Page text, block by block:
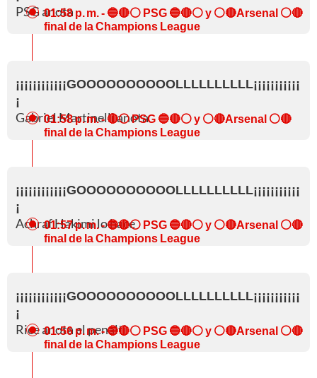
PSG anota01:58 p. m.- 🔵🔴⚪ PSG 🔵🔴⚪ y ⚪🔴Arsenal ⚪🔴
final de la Champions League
¡¡¡¡¡¡¡¡¡¡¡¡GOOOOOOOOOOLLLLLLLLLL¡¡¡¡¡¡¡¡¡¡¡
¡
Gabriel Martinelli anota
01:58 p. m.- 🔴⚪ PSG 🔵🔴⚪ y ⚪🔴Arsenal ⚪🔴
final de la Champions League
¡¡¡¡¡¡¡¡¡¡¡¡GOOOOOOOOOOLLLLLLLLLL¡¡¡¡¡¡¡¡¡¡¡
¡
Achraf Hakimi lo hace
01:57 p. m.- 🔵🔴⚪ PSG 🔵🔴⚪ y ⚪🔴Arsenal ⚪🔴
final de la Champions League
¡¡¡¡¡¡¡¡¡¡¡¡GOOOOOOOOOOLLLLLLLLLL¡¡¡¡¡¡¡¡¡¡¡
¡
Rice anota el penalti
01:56 p. m.- 🔵🔴⚪ PSG 🔵🔴⚪ y ⚪🔴Arsenal ⚪🔴
final de la Champions League